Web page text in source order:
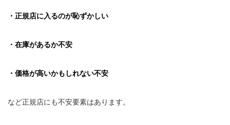
・正規店に入るのが恥ずかしい
・在庫があるか不安
・価格が高いかもしれない不安
など正規店にも不安要素はあります。